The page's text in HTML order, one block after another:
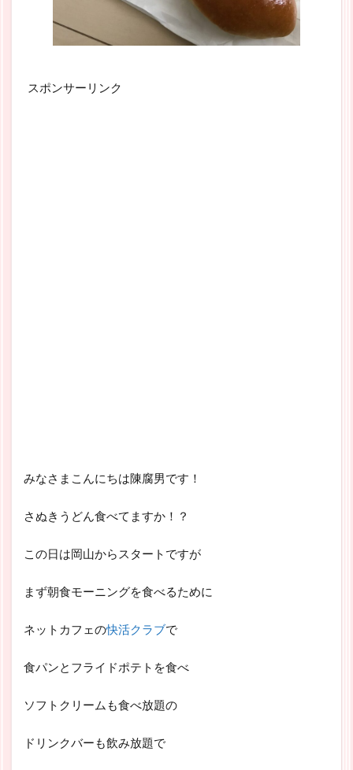
スポンサーリンク
みなさまこんにちは陳腐男です！
さぬきうどん食べてますか！？
この日は岡山からスタートですが
まず朝食モーニングを食べるために
ネットカフェの快活クラブで
食パンとフライドポテトを食べ
ソフトクリームも食べ放題の
ドリンクバーも飲み放題で